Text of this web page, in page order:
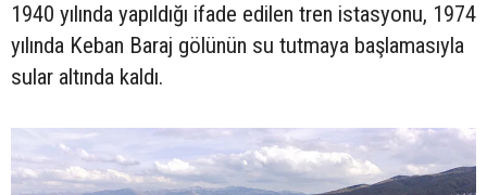
1940 yılında yapıldığı ifade edilen tren istasyonu, 1974
yılında Keban Baraj gölünün su tutmaya başlamasıyla
sular altında kaldı.